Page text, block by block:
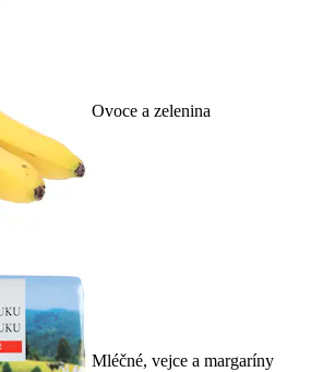
Ovoce a zelenina
Mléčné, vejce a margaríny